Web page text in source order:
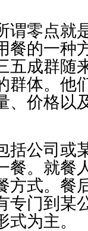
谓零点就
餐的一种
五成群随
群体。他
、价格以
括公司或
餐。就餐
方式。餐
专门到某
为主。